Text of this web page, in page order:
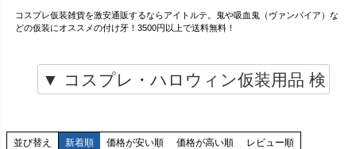
コスプレ仮装雑貨を激安通販するならアイトルテ。鬼や吸血鬼（ヴァンパイア）な
どの仮装にオススメの付け牙！3500円以上で送料無料！
並び替え 新着順 価格が安い順 価格が高い順 レビュー順